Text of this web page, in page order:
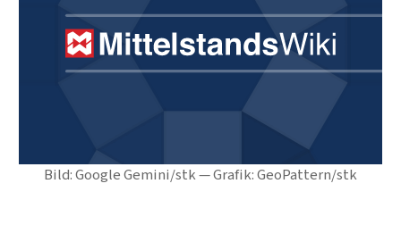
Bild: Google Gemini/stk — Grafik: GeoPattern/stk